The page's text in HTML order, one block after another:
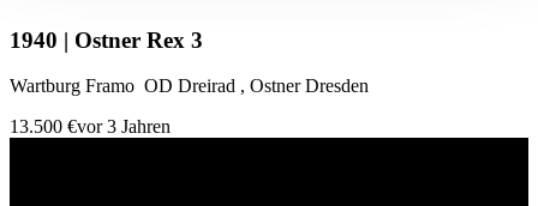
1940 | Ostner Rex 3
Wartburg Framo OD Dreirad , Ostner Dresden
13.500 €vor 3 Jahren